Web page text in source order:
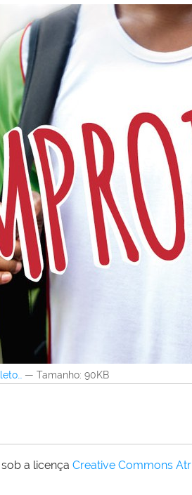
— Tamanho: 90KB
a licença Creative Commons